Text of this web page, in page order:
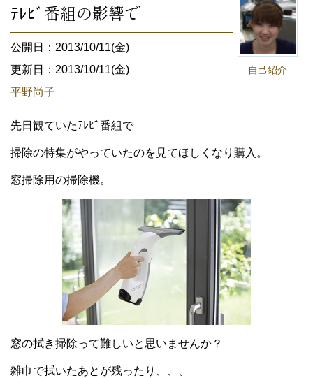
自己紹介
ﾃﾚﾋﾞ番組の影響で
公開日：2013/10/11(金)
更新日：2013/10/11(金)
平野尚子
先日観ていたﾃﾚﾋﾞ番組で
掃除の特集がやっていたのを見てほしくなり購入。
窓掃除用の掃除機。
窓の拭き掃除って難しいと思いませんか？
雑巾で拭いたあとが残ったり、、、